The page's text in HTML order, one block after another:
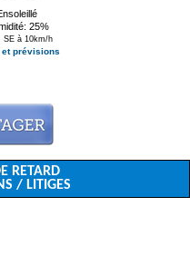
25%
SE à 10km/h
et prévisions
RETARD
/ LITIGES